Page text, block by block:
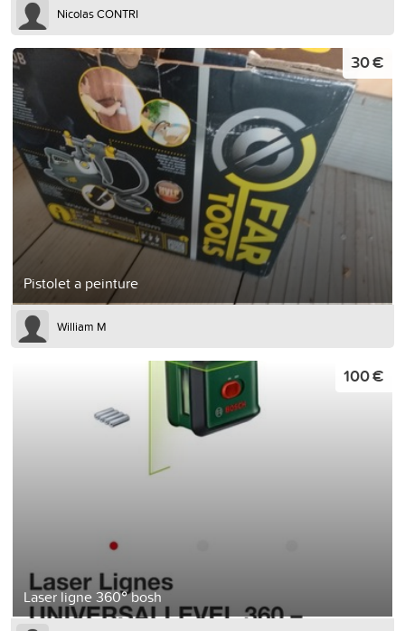
Nicolas CONTRI
Pistolet a peinture
30 €
William M
Laser ligne 360° bosh
100 €